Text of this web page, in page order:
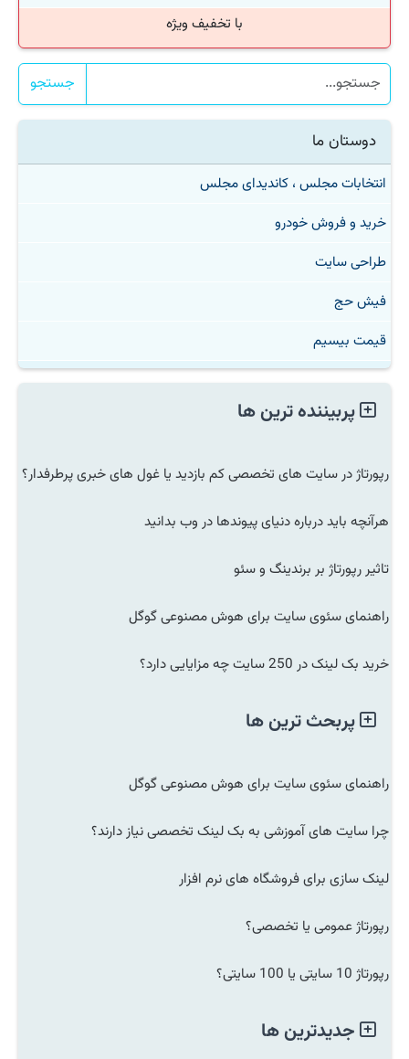
با تخفیف ویژه
جستجو
دوستان ما
انتخابات مجلس ، کاندیدای مجلس
خرید و فروش خودرو
طراحی سایت
فیش حج
قیمت بیسیم
پربیننده ترین ها
رپورتاژ در سایت های تخصصی کم بازدید یا غول های خبری پرطرفدار؟
هرآنچه باید درباره دنیای پیوندها در وب بدانید
تاثیر رپورتاژ بر برندینگ و سئو
راهنمای سئوی سایت برای هوش مصنوعی گوگل
خرید بک لینک در 250 سایت چه مزایایی دارد؟
پربحث ترین ها
راهنمای سئوی سایت برای هوش مصنوعی گوگل
چرا سایت های آموزشی به بک لینک تخصصی نیاز دارند؟
لینک سازی برای فروشگاه های نرم افزار
رپورتاژ عمومی یا تخصصی؟
رپورتاژ 10 سایتی یا 100 سایتی؟
جدیدترین ها